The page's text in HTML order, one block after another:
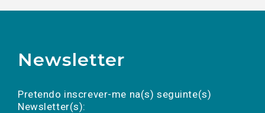
Newsletter
Pretendo inscrever-me na(s) seguinte(s)
Newsletter(s):
a(s) newsletter(s).
mail